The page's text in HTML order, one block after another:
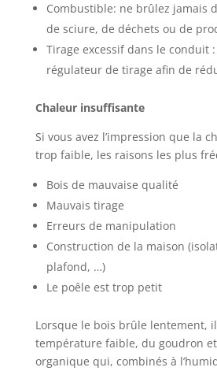
Combustible: ne brûlez jamais
de sciure, de déchets ou de
Tirage excessif dans le conduit
régulateur de tirage afin de
Chaleur insuffisante
Si vous avez l’impression que la
trop faible, les raisons les plus
Bois de mauvaise qualité
Mauvais tirage
Erreurs de manipulation
Construction de la maison
plafond, …)
Le poêle est trop petit
Lorsque le bois brûle lentement,
température faible, du goudron
organique qui, combinés à